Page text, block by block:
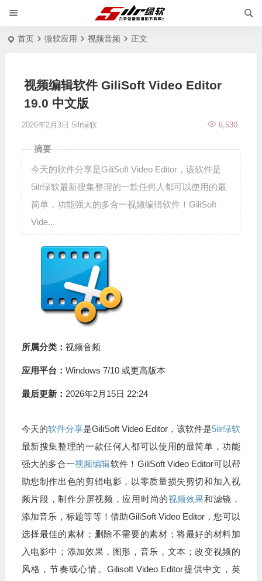
首页 微软应用 视频音频 正文
视频编辑软件 GiliSoft Video Editor
19.0 中文版
2026年2月3日 5ilr绿软 6,530
摘要
今天的软件分享是GiliSoft Video Editor，该软件是
5ilr绿软最新搜集整理的一款任何人都可以使用的最
简单，功能强大的多合一视频编辑软件！GiliSoft
Vide...
所属分类： 视频音频
应用平台： Windows 7/10 或更高版本
最后更新： 2026年2月15日 22:24
今天的软件分享是GiliSoft Video Editor，该软件是5ilr绿软
最新搜集整理的一款任何人都可以使用的最简单，功能
强大的多合一视频编辑软件！GiliSoft Video Editor可以帮
助您制作出色的剪辑电影，以零质量损失剪切和加入视
频片段，制作分屏视频，应用时尚的视频效果和滤镜，
添加音乐，标题等等！借助GiliSoft Video Editor，您可以
选择最佳的素材；删除不需要的素材；将最好的材料加
入电影中；添加效果，图形，音乐，文本；改变视频的
风格，节奏或心情。Gilisoft Video Editor提供中文，英